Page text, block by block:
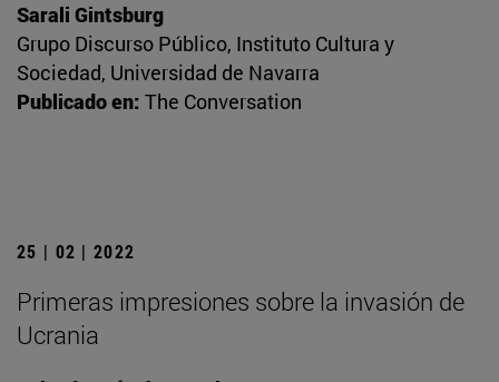
Sarali Gintsburg
Grupo Discurso Público, Instituto Cultura y
Sociedad, Universidad de Navarra
Publicado en: The Conversation
25 | 02 | 2022
Primeras impresiones sobre la invasión de
Ucrania